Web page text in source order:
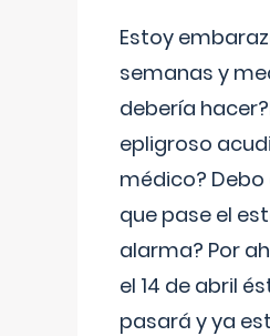
Estoy
semanas y
debería
epligroso
médico?
que pase el
alarma? Por
el 14 de abril
pasará y ya